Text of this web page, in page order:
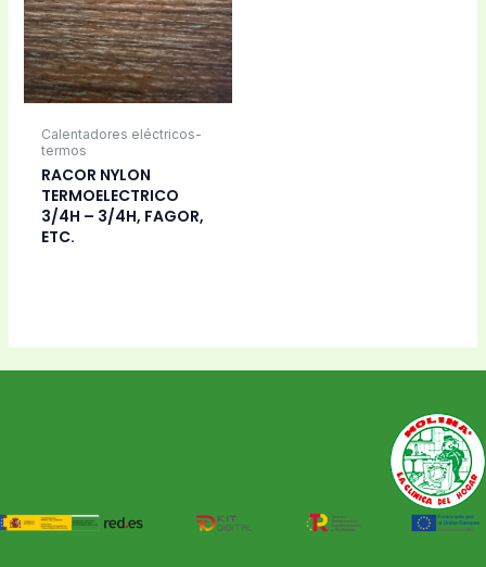
Calentadores eléctricos-
termos
RACOR NYLON
TERMOELECTRICO
3/4H – 3/4H, FAGOR,
ETC.